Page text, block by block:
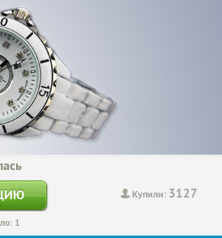
Купили: 3127
1